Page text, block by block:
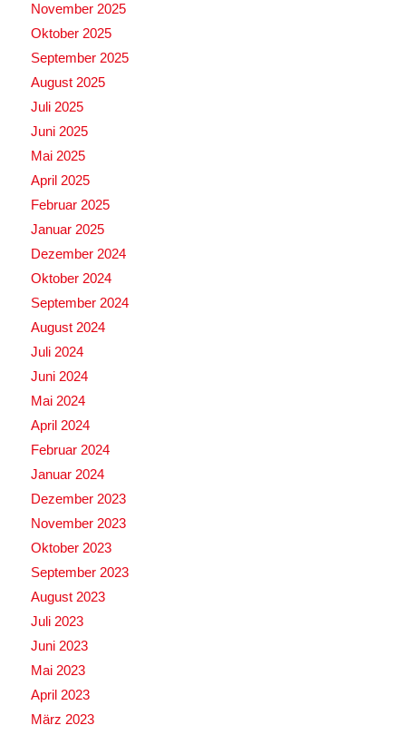
November 2025
Oktober 2025
September 2025
August 2025
Juli 2025
Juni 2025
Mai 2025
April 2025
Februar 2025
Januar 2025
Dezember 2024
Oktober 2024
September 2024
August 2024
Juli 2024
Juni 2024
Mai 2024
April 2024
Februar 2024
Januar 2024
Dezember 2023
November 2023
Oktober 2023
September 2023
August 2023
Juli 2023
Juni 2023
Mai 2023
April 2023
März 2023